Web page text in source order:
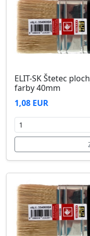
ELIT-SK Štetec
farby 40mm
1,08 EUR